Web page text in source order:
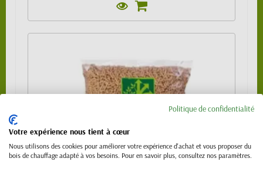
Politique de confidentialité
Votre expérience nous tient à cœur
Nous utilisons des cookies pour améliorer votre expérience d'achat et vous proposer du
bois de chauffage adapté à vos besoins. Pour en savoir plus, consultez nos paramètres.